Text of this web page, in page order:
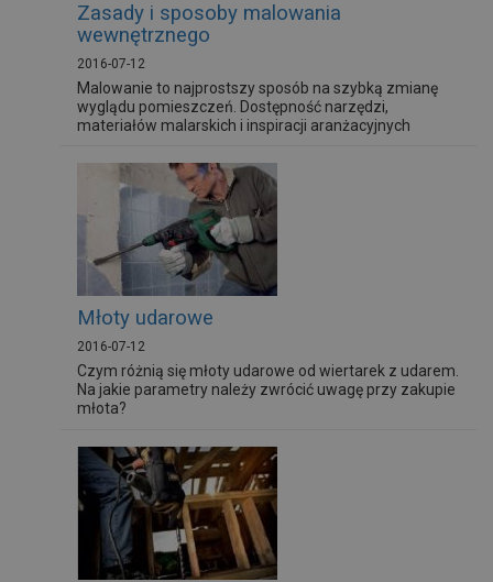
Zasady i sposoby malowania
wewnętrznego
2016-07-12
Malowanie to najprostszy sposób na szybką zmianę
wyglądu pomieszczeń. Dostępność narzędzi,
materiałów malarskich i inspiracji aranżacyjnych
zawodowego malarza. Jak zatem przygotować się do
pracy, a potem przeprowadzić malowanie tak, abyśmy
mieli satysfakcję?
Młoty udarowe
2016-07-12
Czym różnią się młoty udarowe od wiertarek z udarem.
Na jakie parametry należy zwrócić uwagę przy zakupie
młota?